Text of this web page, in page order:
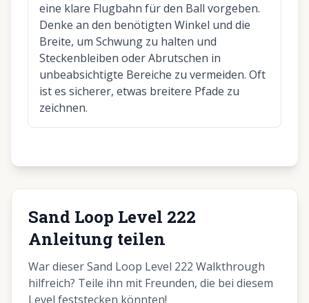
eine klare Flugbahn für den Ball vorgeben.
Denke an den benötigten Winkel und die
Breite, um Schwung zu halten und
Steckenbleiben oder Abrutschen in
unbeabsichtigte Bereiche zu vermeiden. Oft
ist es sicherer, etwas breitere Pfade zu
zeichnen.
Sand Loop Level 222
Anleitung teilen
War dieser Sand Loop Level 222 Walkthrough
hilfreich? Teile ihn mit Freunden, die bei diesem
Level feststecken könnten!